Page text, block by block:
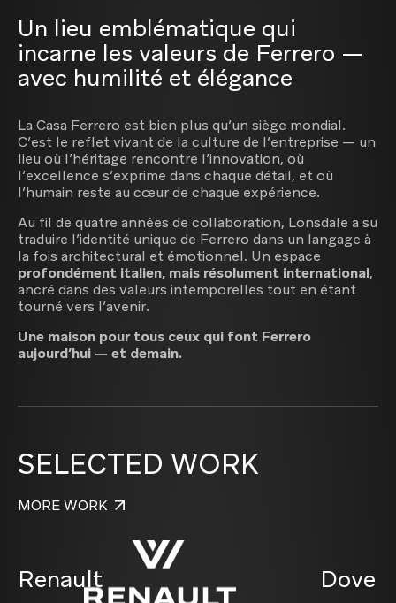
Un lieu emblématique qui
incarne les valeurs de Ferrero —
avec humilité et élégance
La Casa Ferrero est bien plus qu’un siège mondial.
C’est le reflet vivant de la culture de l’entreprise — un
lieu où l’héritage rencontre l’innovation, où
l’excellence s’exprime dans chaque détail, et où
l’humain reste au cœur de chaque expérience.
Au fil de quatre années de collaboration, Lonsdale a su
traduire l’identité unique de Ferrero dans un langage à
la fois architectural et émotionnel. Un espace
profondément italien, mais résolument international,
ancré dans des valeurs intemporelles tout en étant
tourné vers l’avenir.
Une maison pour tous ceux qui font Ferrero
aujourd’hui — et demain.
SELECTED WORK
MORE WORK
Renault Dove